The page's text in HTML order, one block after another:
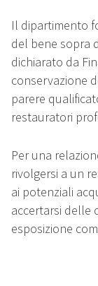
Il dipartimento
del bene sopra
dichiarato da
conservazione
parere
restauratori
Per una
rivolgersi a un
ai potenziali
accertarsi delle
esposizione